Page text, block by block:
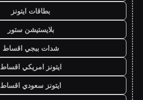
بطاقات ايتونز
بلايستيشن ستور
شدات ببجي اقساط
ايتونز امريكي اقساط
ايتونز سعودي اقساط